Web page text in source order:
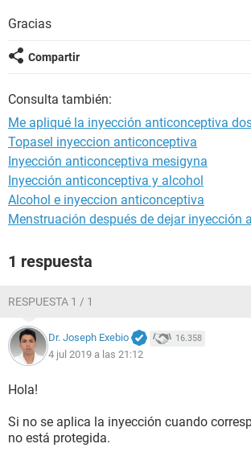
Gracias
Compartir
Consulta también:
Me apliqué la inyección anticonceptiva
Topasel inyeccion anticonceptiva
Inyección anticonceptiva mesigyna
Inyección anticonceptiva y alcohol
Alcohol e inyeccion anticonceptiva
Menstruación después de dejar inyección
1 respuesta
RESPUESTA 1 / 1
Dr. Joseph Exebio 16.358
4 jul 2019 a las 21:12
Hola!
Si no se aplica la inyección cuando
no está protegida.